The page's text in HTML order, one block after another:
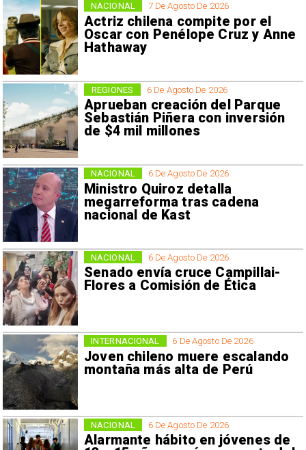
7 De Agosto De 2026
Actriz chilena compite por el
Oscar con Penélope Cruz y Anne
Hathaway
NACIONAL
6 De Agosto De 2026
Aprueban creación del Parque
Sebastián Piñera con inversión
de $4 mil millones
REGIONES
6 De Agosto De 2026
Ministro Quiroz detalla
megarreforma tras cadena
nacional de Kast
NACIONAL
6 De Agosto De 2026
Senado envía cruce Campillai-
Flores a Comisión de Ética
NACIONAL
6 De Agosto De 2026
Joven chileno muere escalando
montaña más alta de Perú
INTERNACIONAL
6 De Agosto De 2026
Alarmante hábito en jóvenes de
NACIONAL